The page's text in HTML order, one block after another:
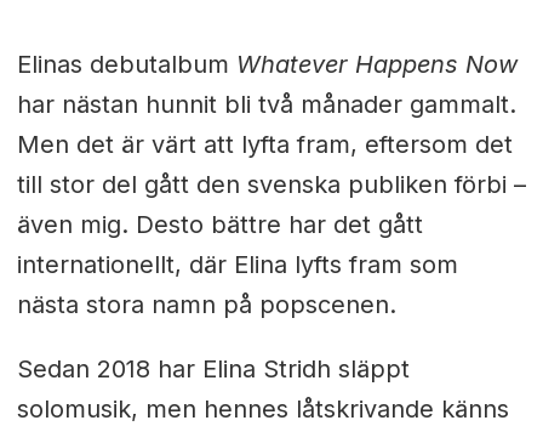
Elinas debutalbum Whatever Happens Now
har nästan hunnit bli två månader gammalt.
Men det är värt att lyfta fram, eftersom det
till stor del gått den svenska publiken förbi –
även mig. Desto bättre har det gått
internationellt, där Elina lyfts fram som
nästa stora namn på popscenen.
Sedan 2018 har Elina Stridh släppt
solomusik, men hennes låtskrivande känns